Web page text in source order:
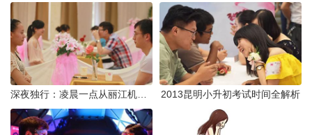
2013昆明小升初考试时间全解析